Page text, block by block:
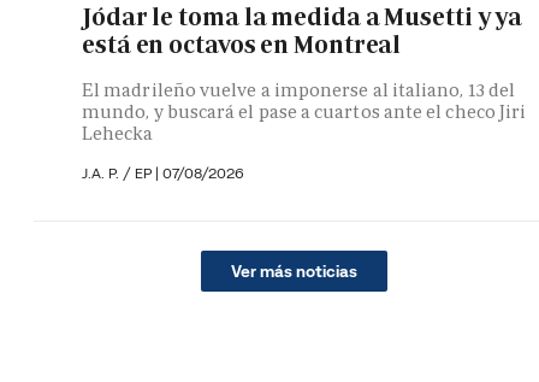
Jódar le toma la medida a Musetti y ya
está en octavos en Montreal
El madrileño vuelve a imponerse al italiano, 13 del
mundo, y buscará el pase a cuartos ante el checo Jiri
Lehecka
J.A. P. / EP | 07/08/2026
Ver más noticias